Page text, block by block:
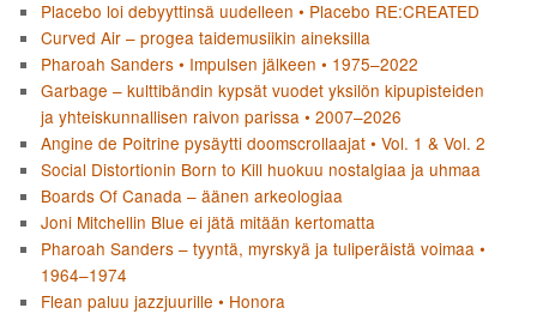
Placebo loi debyyttinsä uudelleen • Placebo RE:CREATED
Curved Air – progea taidemusiikin aineksilla
Pharoah Sanders • Impulsen jälkeen • 1975–2022
Garbage – kulttibändin kypsät vuodet yksilön kipupisteiden
ja yhteiskunnallisen raivon parissa • 2007–2026
Angine de Poitrine pysäytti doomscrollaajat • Vol. 1 & Vol. 2
Social Distortionin Born to Kill huokuu nostalgiaa ja uhmaa
Boards Of Canada – äänen arkeologiaa
Joni Mitchellin Blue ei jätä mitään kertomatta
Pharoah Sanders – tyyntä, myrskyä ja tuliperäistä voimaa •
1964–1974
Flean paluu jazzjuurille • Honora